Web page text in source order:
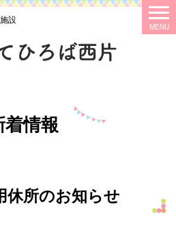
設
着情報
休所のお知らせ